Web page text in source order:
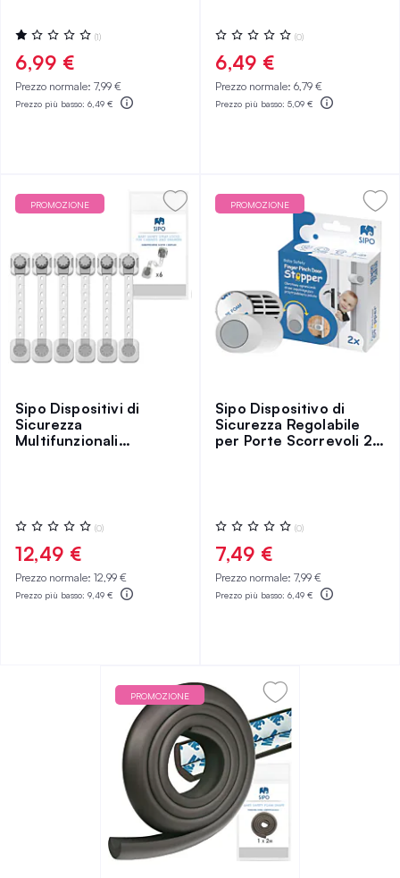
Valutazione:
20%
(1)
6,99 €
Prezzo normale: 7,99 €
Prezzo più basso: 6,49 €
Valutazione:
0%
(0)
6,49 €
Prezzo normale: 6,79 €
Prezzo più basso: 5,09 €
PROMOZIONE
Sipo Dispositivi di
Sicurezza
Multifunzionali
Valutazione:
0%
(0)
12,49 €
Prezzo normale: 12,99 €
Prezzo più basso: 9,49 €
PROMOZIONE
Sipo Dispositivo di
Sicurezza Regolabile
per Porte Scorrevoli 2
Valutazione:
0%
(0)
7,49 €
Prezzo normale: 7,99 €
Prezzo più basso: 6,49 €
PROMOZIONE